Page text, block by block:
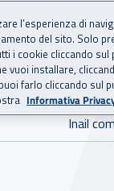
Inail
l’esperienza di
del sito. Solo
cliccando sul
installare,
farlo cliccando sul
Informativa